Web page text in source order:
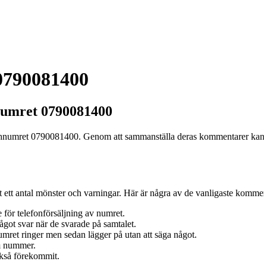
0790081400
0790081400. Genom att sammanställa deras kommentarer
antal mönster och varningar. Här är några av de vanligaste
för telefonförsäljning av numret.
svar när de svarade på samtalet.
ringer men sedan lägger på utan att säga något.
förekommit.